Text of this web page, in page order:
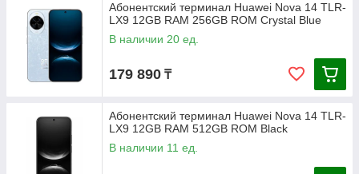
Абонентский терминал Huawei Nova 14 TLR-
LX9 12GB RAM 256GB ROM Crystal Blue
В наличии 20 ед.
179 890 ₸
Абонентский терминал Huawei Nova 14 TLR-
LX9 12GB RAM 512GB ROM Black
В наличии 11 ед.